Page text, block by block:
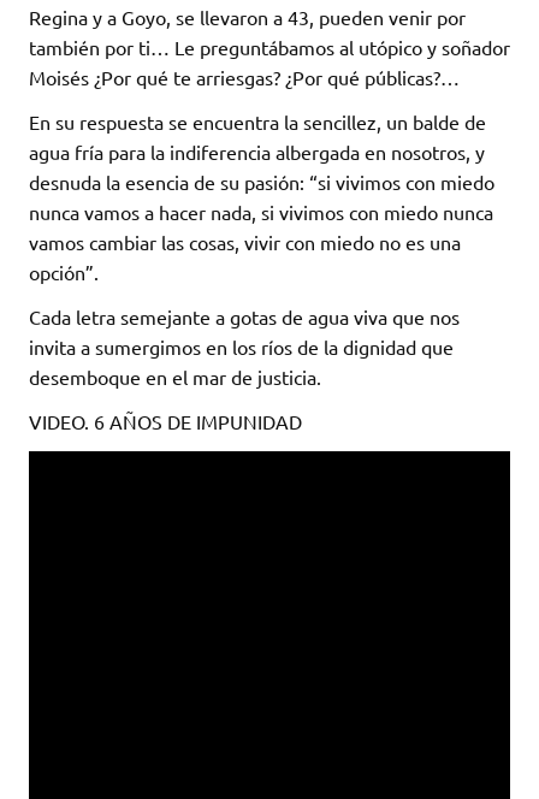
Regina y a Goyo, se llevaron a 43, pueden venir por
también por ti… Le preguntábamos al utópico y soñador
Moisés ¿Por qué te arriesgas? ¿Por qué públicas?…
En su respuesta se encuentra la sencillez, un balde de
agua fría para la indiferencia albergada en nosotros, y
desnuda la esencia de su pasión: “si vivimos con miedo
nunca vamos a hacer nada, si vivimos con miedo nunca
vamos cambiar las cosas, vivir con miedo no es una
opción”.
Cada letra semejante a gotas de agua viva que nos
invita a sumergimos en los ríos de la dignidad que
desemboque en el mar de justicia.
VIDEO. 6 AÑOS DE IMPUNIDAD